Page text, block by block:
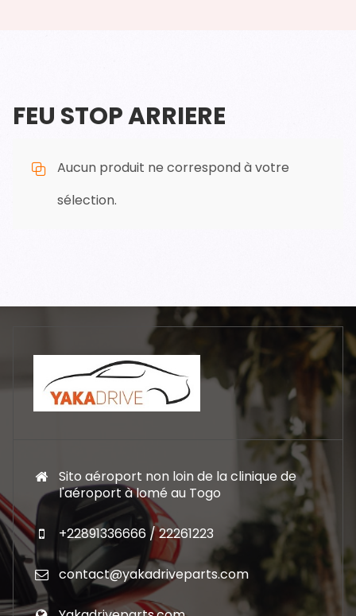
FEU STOP ARRIERE
Aucun produit ne correspond à votre
sélection.
Sito aéroport non loin de la clinique de
l'aéroport à lomé au Togo
+22891336666 / 22261223
contact@yakadriveparts.com